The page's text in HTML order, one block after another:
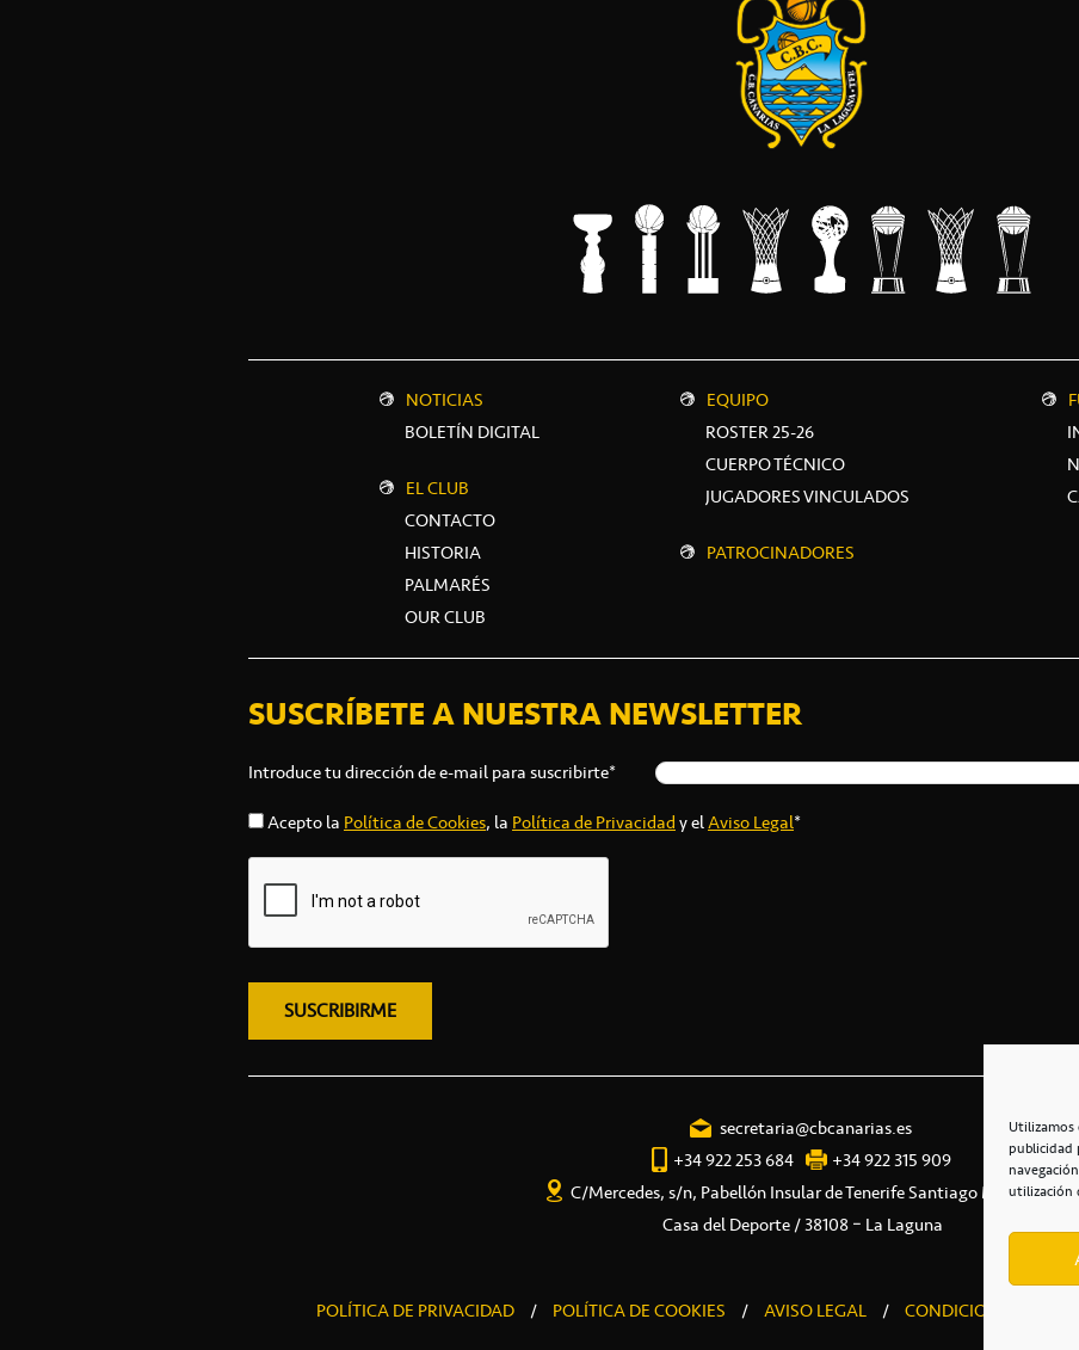
Utilizamos
publicidad
utilización
NOTICIAS
BOLETÍN DIGITAL
EL CLUB
CONTACTO
HISTORIA
PALMARÉS
OUR CLUB
EQUIPO
ROSTER 25-26
CUERPO TÉCNICO
JUGADORES VINCULADOS
PATROCINADORES
SUSCRÍBETE A NUESTRA NEWSLETTER
Introduce tu dirección de e-mail para suscribirte*
Acepto la Política de Cookies, la Política de Privacidady elAviso Legal*
secretaria@cbcanarias.es
+34 922 253 684
+34 922 315 909
C/Mercedes, s/n, Pabellón Insular de Tenerife Santiago Martín
Casa del Deporte / 38108 – La Laguna
POLÍTICA DE PRIVACIDAD / POLÍTICA DE COOKIES / AVISO LEGAL / CONDICIONES